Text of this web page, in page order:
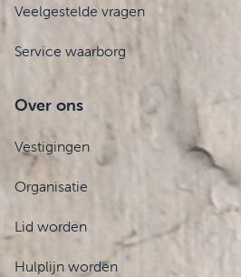
Veelgestelde vragen
Service waarborg
Over ons
Vestigingen
Organisatie
Lid worden
Hulplijn worden